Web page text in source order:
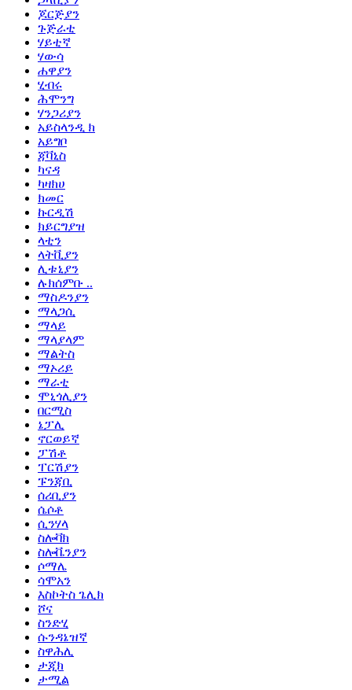
ጆርጅያን
ጉጅራቲ
ሃይቲኛ
ሃውሳ
ሐዋያን
ሂብሩ
ሕሞንግ
ሃንጋሪያን
አይስላንዲ ክ
አይግቦ
ጃቫኒስ
ካናዳ
ካዛክሀ
ክመር
ኩርዲሽ
ክይርግያዝ
ላቲን
ላትቪያን
ሊቱኒያን
ሉክሰምቡ ..
ማስዶንያን
ማላጋሲ
ማላይ
ማላያላም
ማልትስ
ማኦሪይ
ማራቲ
ሞኒጎሊያን
በርሚስ
ኔፓሊ
ኖርወይኛ
ፓሽቶ
ፐርሽያን
ፑንጃቢ
ሰሪቢያን
ሴሶቶ
ሲንሃላ
ስሎቫክ
ስሎቬንያን
ሶማሌ
ሳሞአን
እስኮትስ ጌሊክ
ሾና
ስንድሂ
ሱንዳኔዝኛ
ስዋሕሊ
ታጂክ
ታሚል